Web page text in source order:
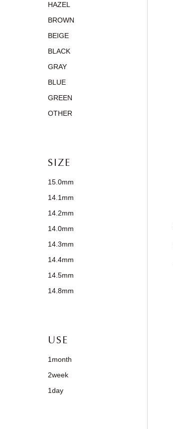
HAZEL
BROWN
BEIGE
BLACK
GRAY
BLUE
GREEN
OTHER
SIZE
15.0mm
14.1mm
14.2mm
14.0mm
14.3mm
14.4mm
14.5mm
14.8mm
USE
1month
2week
1day